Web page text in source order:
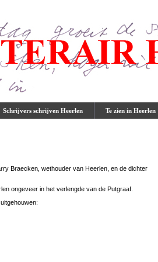
Schrijvers schrijven Heerlen Te zien in Heerlen
Braecken, wethouder van Heerlen, en de dichter
ongeveer in het verlengde van de Putgraaf.